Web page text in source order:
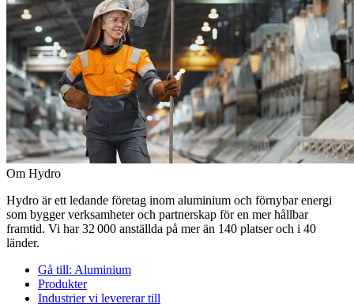
Om Hydro
Hydro är ett ledande företag inom aluminium och förnybar energi
som bygger verksamheter och partnerskap för en mer hållbar
framtid. Vi har 32 000 anställda på mer än 140 platser och i 40
länder.
Gå till: Aluminium
Produkter
Industrier vi levererar till